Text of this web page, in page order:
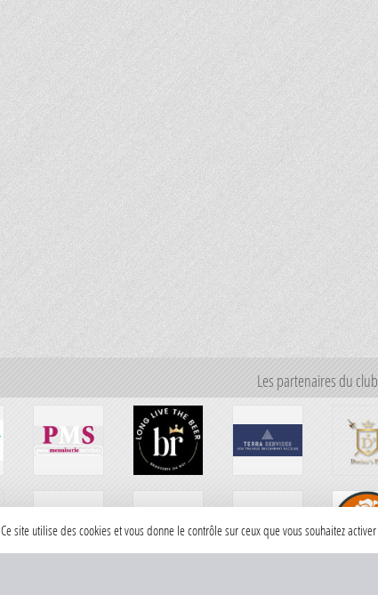
Les partenaires du club
Ce site utilise des cookies et vous donne le contrôle sur ceux que vous souhaitez activer